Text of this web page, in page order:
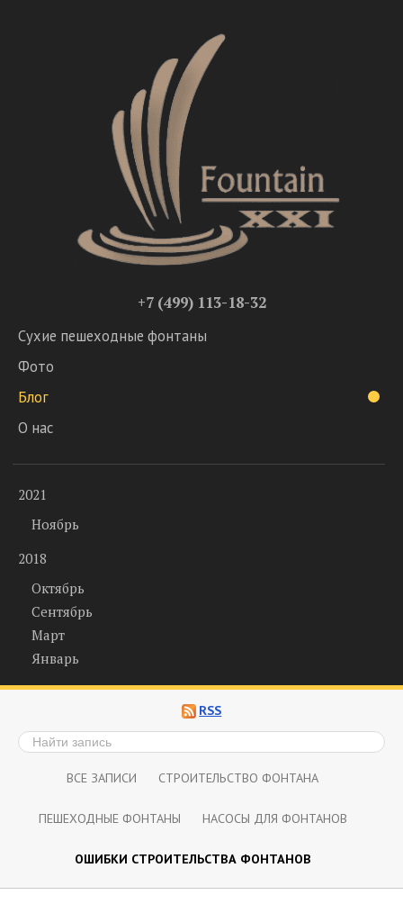
+7 (499) 113-18-32
Сухие пешеходные фонтаны
Фото
Блог
О нас
2021
Ноябрь
2018
Октябрь
Сентябрь
Март
Январь
RSS
ВСЕ ЗАПИСИ СТРОИТЕЛЬСТВО ФОНТАНА
ПЕШЕХОДНЫЕ ФОНТАНЫ НАСОСЫ ДЛЯ ФОНТАНОВ
ОШИБКИ СТРОИТЕЛЬСТВА ФОНТАНОВ